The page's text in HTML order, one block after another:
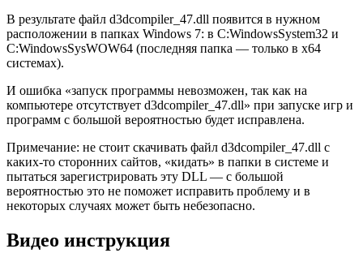
В результате файл d3dcompiler_47.dll появится в нужном
расположении в папках Windows 7: в C:WindowsSystem32 и
C:WindowsSysWOW64 (последняя папка — только в x64
системах).
И ошибка «запуск программы невозможен, так как на
компьютере отсутствует d3dcompiler_47.dll» при запуске игр и
программ с большой вероятностью будет исправлена.
Примечание: не стоит скачивать файл d3dcompiler_47.dll с
каких-то сторонних сайтов, «кидать» в папки в системе и
пытаться зарегистрировать эту DLL — с большой
вероятностью это не поможет исправить проблему и в
некоторых случаях может быть небезопасно.
Видео инструкция